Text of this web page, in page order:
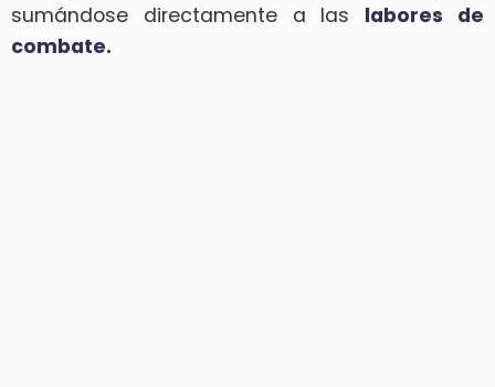
sumándose directamente a las labores de
combate.